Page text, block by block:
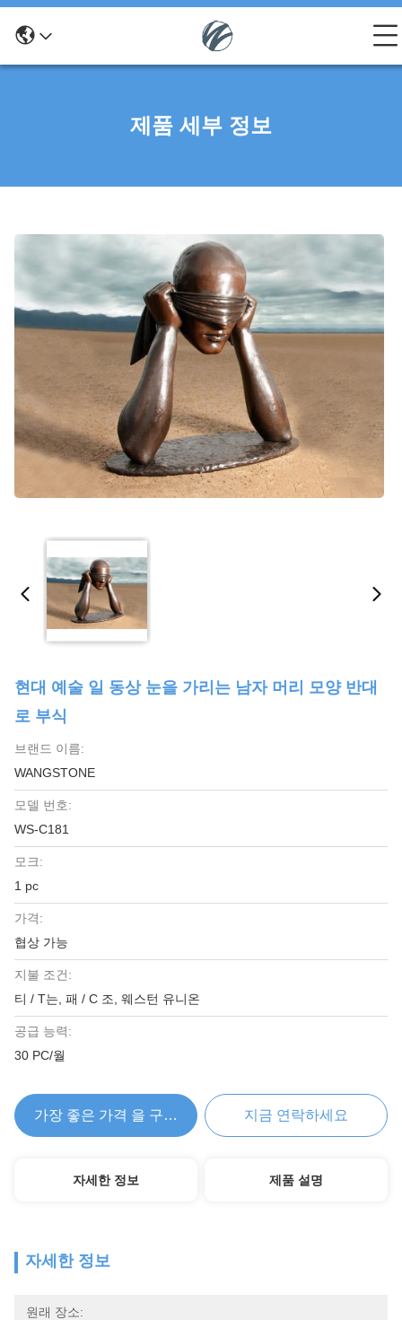
제품 세부 정보
현대 예술 일 동상 눈을 가리는 남자 머리 모양 반대
로 부식
브랜드 이름:
WANGSTONE
모델 번호:
WS-C181
모크:
1 pc
가격:
협상 가능
지불 조건:
티 / T는, 패 / C 조, 웨스턴 유니온
공급 능력:
30 PC/월
가장 좋은 가격 을 구하라 지금 연락하세요
자세한 정보 제품 설명
자세한 정보
원래 장소: